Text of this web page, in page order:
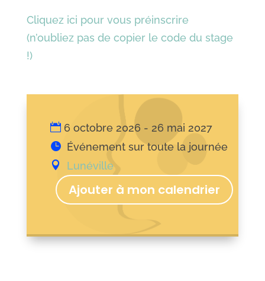
Cliquez ici pour vous préinscrire
(n’oubliez pas de copier le code du stage
!)
6 octobre 2026 - 26 mai 2027
Événement sur toute la journée
Lunéville
Ajouter à mon calendrier